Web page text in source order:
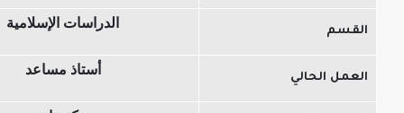
الدراسات الإسلامية